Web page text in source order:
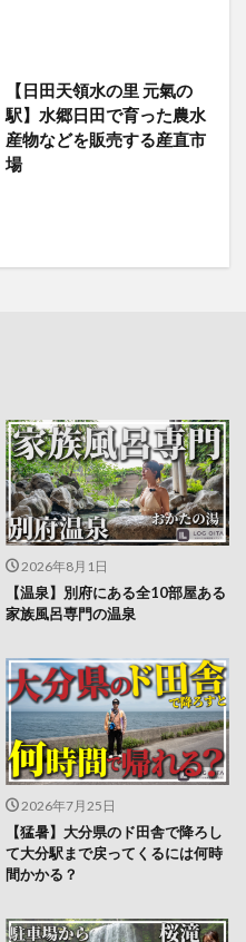
【日田天領水の里 元氣の
駅】水郷日田で育った農水
産物などを販売する産直市
場
2026年8月1日
【温泉】別府にある全10部屋ある
家族風呂専門の温泉
2026年7月25日
【猛暑】大分県のド田舎で降ろし
て大分駅まで戻ってくるには何時
間かかる？